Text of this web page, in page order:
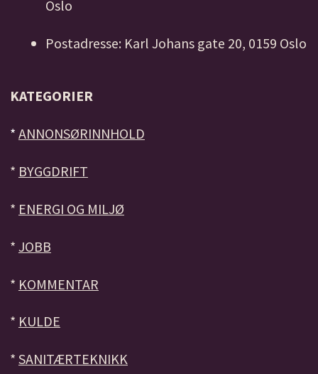
Oslo
Postadresse: Karl Johans gate 20, 0159 Oslo
KATEGORIER
* ANNONSØRINNHOLD
* BYGGDRIFT
* ENERGI OG MILJØ
* JOBB
* KOMMENTAR
* KULDE
* SANITÆRTEKNIKK